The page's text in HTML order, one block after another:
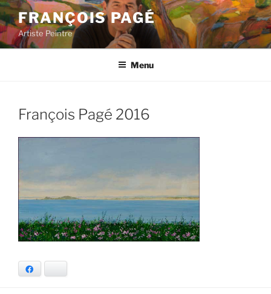
Aller
au
contenu
principal
FRANÇOIS PAGÉ
Artiste Peintre
Menu
François Pagé 2016